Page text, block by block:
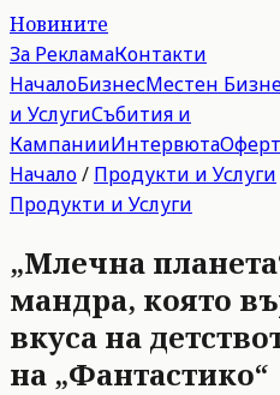
Новините
За РекламаКонтакти
НачалоБизнесМестен
и УслугиСъбития и
КампанииИнтервюта
Начало/ Продукти и Услуги
Продукти и Услуги
„Млечна
мандра, която
вкуса на
на „Фантастико“